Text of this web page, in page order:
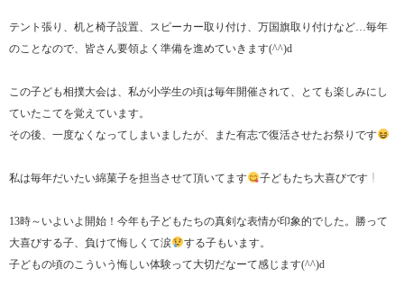
テント張り、机と椅子設置、スピーカー取り付け、万国旗取り付けなど…毎年
のことなので、皆さん要領よく準備を進めていきます(^^)d
この子ども相撲大会は、私が小学生の頃は毎年開催されて、とても楽しみにし
ていたこてを覚えています。
その後、一度なくなってしまいましたが、また有志で復活させたお祭りです
私は毎年だいたい綿菓子を担当させて頂いてます 子どもたち大喜びです
13時～いよいよ開始！今年も子どもたちの真剣な表情が印象的でした。勝って
大喜びする子、負けて悔しくて涙
する子もいます。
子どもの頃のこういう悔しい体験って大切だなーて感じます(^^)d